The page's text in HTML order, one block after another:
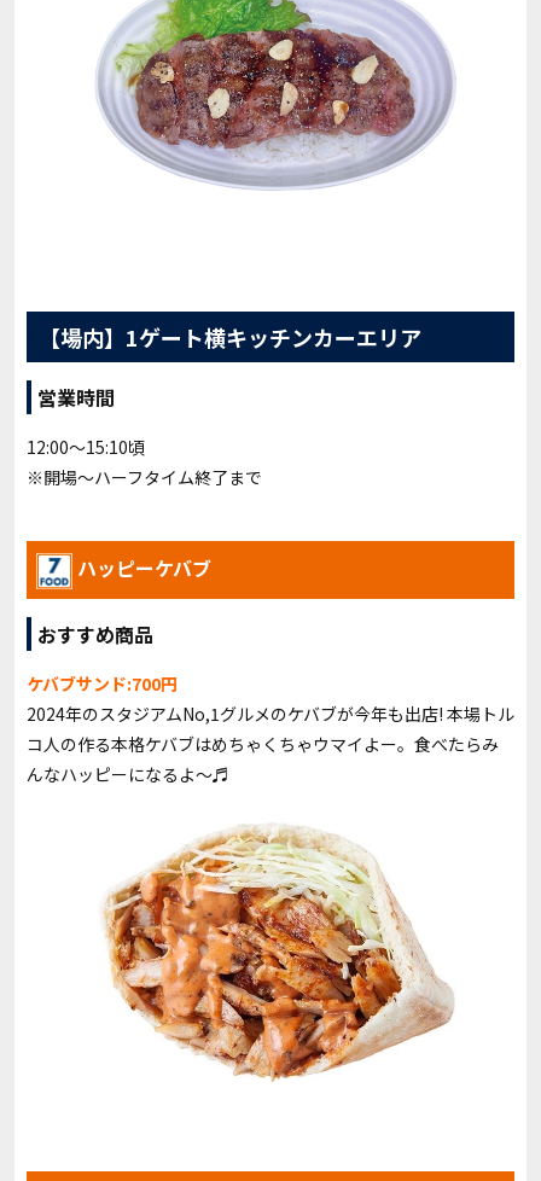
【場内】1ゲート横キッチンカーエリア
営業時間
12:00～15:10頃
※開場～ハーフタイム終了まで
ハッピーケバブ
おすすめ商品
ケバブサンド:700円
2024年のスタジアムNo,1グルメのケバブが今年も出店! 本場トル
コ人の作る本格ケバブはめちゃくちゃウマイよー。食べたらみ
んなハッピーになるよ〜♬